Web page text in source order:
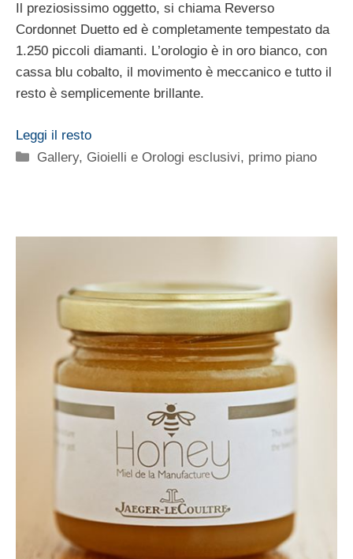
Il preziosissimo oggetto, si chiama Reverso
Cordonnet Duetto ed è completamente tempestato da
1.250 piccoli diamanti. L’orologio è in oro bianco, con
cassa blu cobalto, il movimento è meccanico e tutto il
resto è semplicemente brillante.
Leggi il resto
Categorie
Gallery, Gioielli e Orologi esclusivi, primo piano